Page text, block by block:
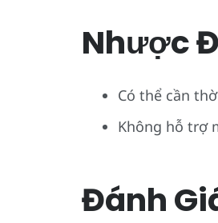
Nhược
Có thể cần
Không hỗ trợ
Đánh